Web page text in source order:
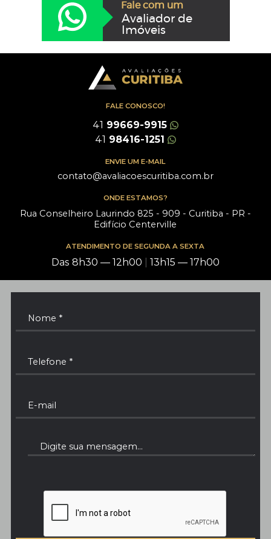
Fale com um
Avaliador de
Imóveis
ENVIE UM E-MAIL
contato@avaliacoescuritiba.com.br
ONDE ESTAMOS?
Rua Conselheiro Laurindo 825 - 909 - Curitiba - PR -
Edifício Centerville
FALE CONOSCO!
41 99669-9915
41 98416-1251
ATENDIMENTO DE SEGUNDA A SEXTA
Das 8h30 — 12h00 13h15 — 17h00